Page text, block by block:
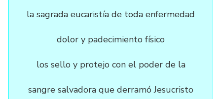
la sagrada eucaristía de toda enfermedad
dolor y padecimiento físico
los sello y protejo con el poder de la
sangre salvadora que derramó Jesucristo